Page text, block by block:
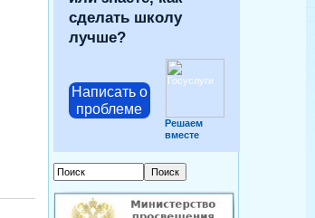
сделать школу
лучше?
Написать о
проблеме
Решаем
вместе